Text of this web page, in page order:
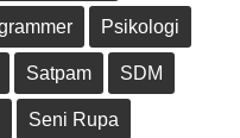
Psikologi
Satpam SDM
Seni Rupa